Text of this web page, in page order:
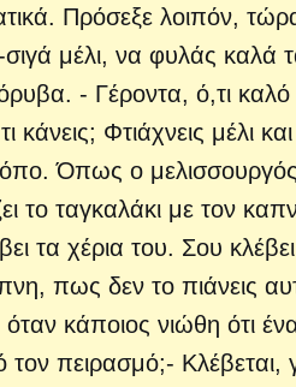
Πρόσεξε λοιπόν,
σιγά μέλι, να φυλάς καλά
- Γέροντα, ό,τι
Φτιάχνεις μέλι
Όπως ο μελισσουργός
το ταγκαλάκι με τον
τα χέρια του. Σου
πως δεν το πιάνεις
κάποιος νιώθη ότι
πειρασμό;- Κλέβεται,